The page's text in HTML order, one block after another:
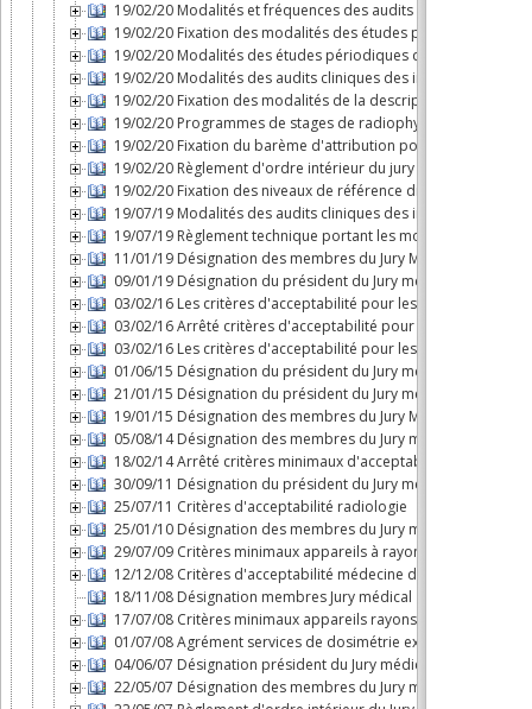
19/02/20 Modalités et fréquences des audits cliniques des
19/02/20 Fixation des modalités des études périodiques de
19/02/20 Modalités des études périodiques de dose au
19/02/20 Modalités des audits cliniques des installations
19/02/20 Fixation des modalités de la description de
19/02/20 Programmes de stages de radiophysique
19/02/20 Fixation du barème d'attribution pour les activités
19/02/20 Règlement d'ordre intérieur du jury médical visé au
19/02/20 Fixation des niveaux de référence diagnostiques en
19/07/19 Modalités des audits cliniques des installations
19/07/19 Règlement technique portant les modalités des
11/01/19 Désignation des membres du Jury Médical
09/01/19 Désignation du président du Jury médical
03/02/16 Les critères d'acceptabilité pour les scanners PET
03/02/16 Arrêté critères d'acceptabilité pour les gamma-
03/02/16 Les critères d'acceptabilité pour les activimètres
01/06/15 Désignation du président du Jury médical
21/01/15 Désignation du président du Jury médical
19/01/15 Désignation des membres du Jury Médical
05/08/14 Désignation des membres du Jury médical
18/02/14 Arrêté critères minimaux d'acceptabilité pour les
30/09/11 Désignation du président du Jury médical
25/07/11 Critères d'acceptabilité radiologie
25/01/10 Désignation des membres du Jury médical
29/07/09 Critères minimaux appareils à rayons x médecine
12/12/08 Critères d'acceptabilité médecine dentaire
18/11/08 Désignation membres Jury médical
17/07/08 Critères minimaux appareils rayons X médecine
01/07/08 Agrément services de dosimétrie externe
04/06/07 Désignation président du Jury médical
22/05/07 Désignation des membres du Jury médical